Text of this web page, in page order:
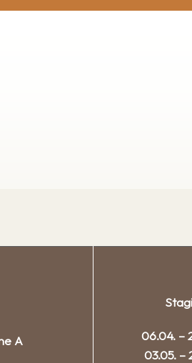
A
06.04. –
03.05. –